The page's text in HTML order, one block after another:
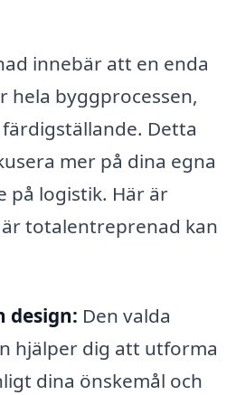
innebär att en enda
hela byggprocessen,
Detta
mer på dina egna
på logistik. Här är
totalentreprenad kan
design: Den valda
hjälper dig att utforma
dina önskemål och